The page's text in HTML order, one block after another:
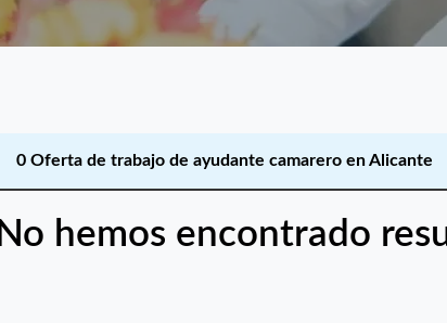
0 Oferta de trabajo de ayudante camarero en Alicante
No hemos encontrado